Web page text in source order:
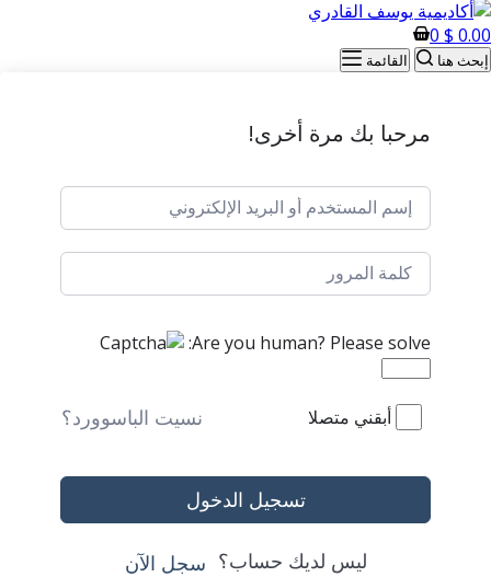
0.00
$
0
إبحث هنا القائمة
مرحبا بك مرة أخرى!
Are you human? Please solve:
أبقني متصلا نسيت الباسوورد؟
تسجيل الدخول
ليس لديك حساب؟ سجل الآن